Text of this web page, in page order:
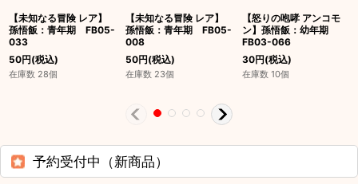
【未知なる冒険 レア】
孫悟飯：青年期 FB05-
033
50円(税込)
在庫数 28個
【未知なる冒険 レア】
孫悟飯：青年期 FB05-
008
50円(税込)
在庫数 23個
【怒りの咆哮 アンコモ
ン】孫悟飯：幼年期
FB03-066
30円(税込)
在庫数 10個
予約受付中（新商品）